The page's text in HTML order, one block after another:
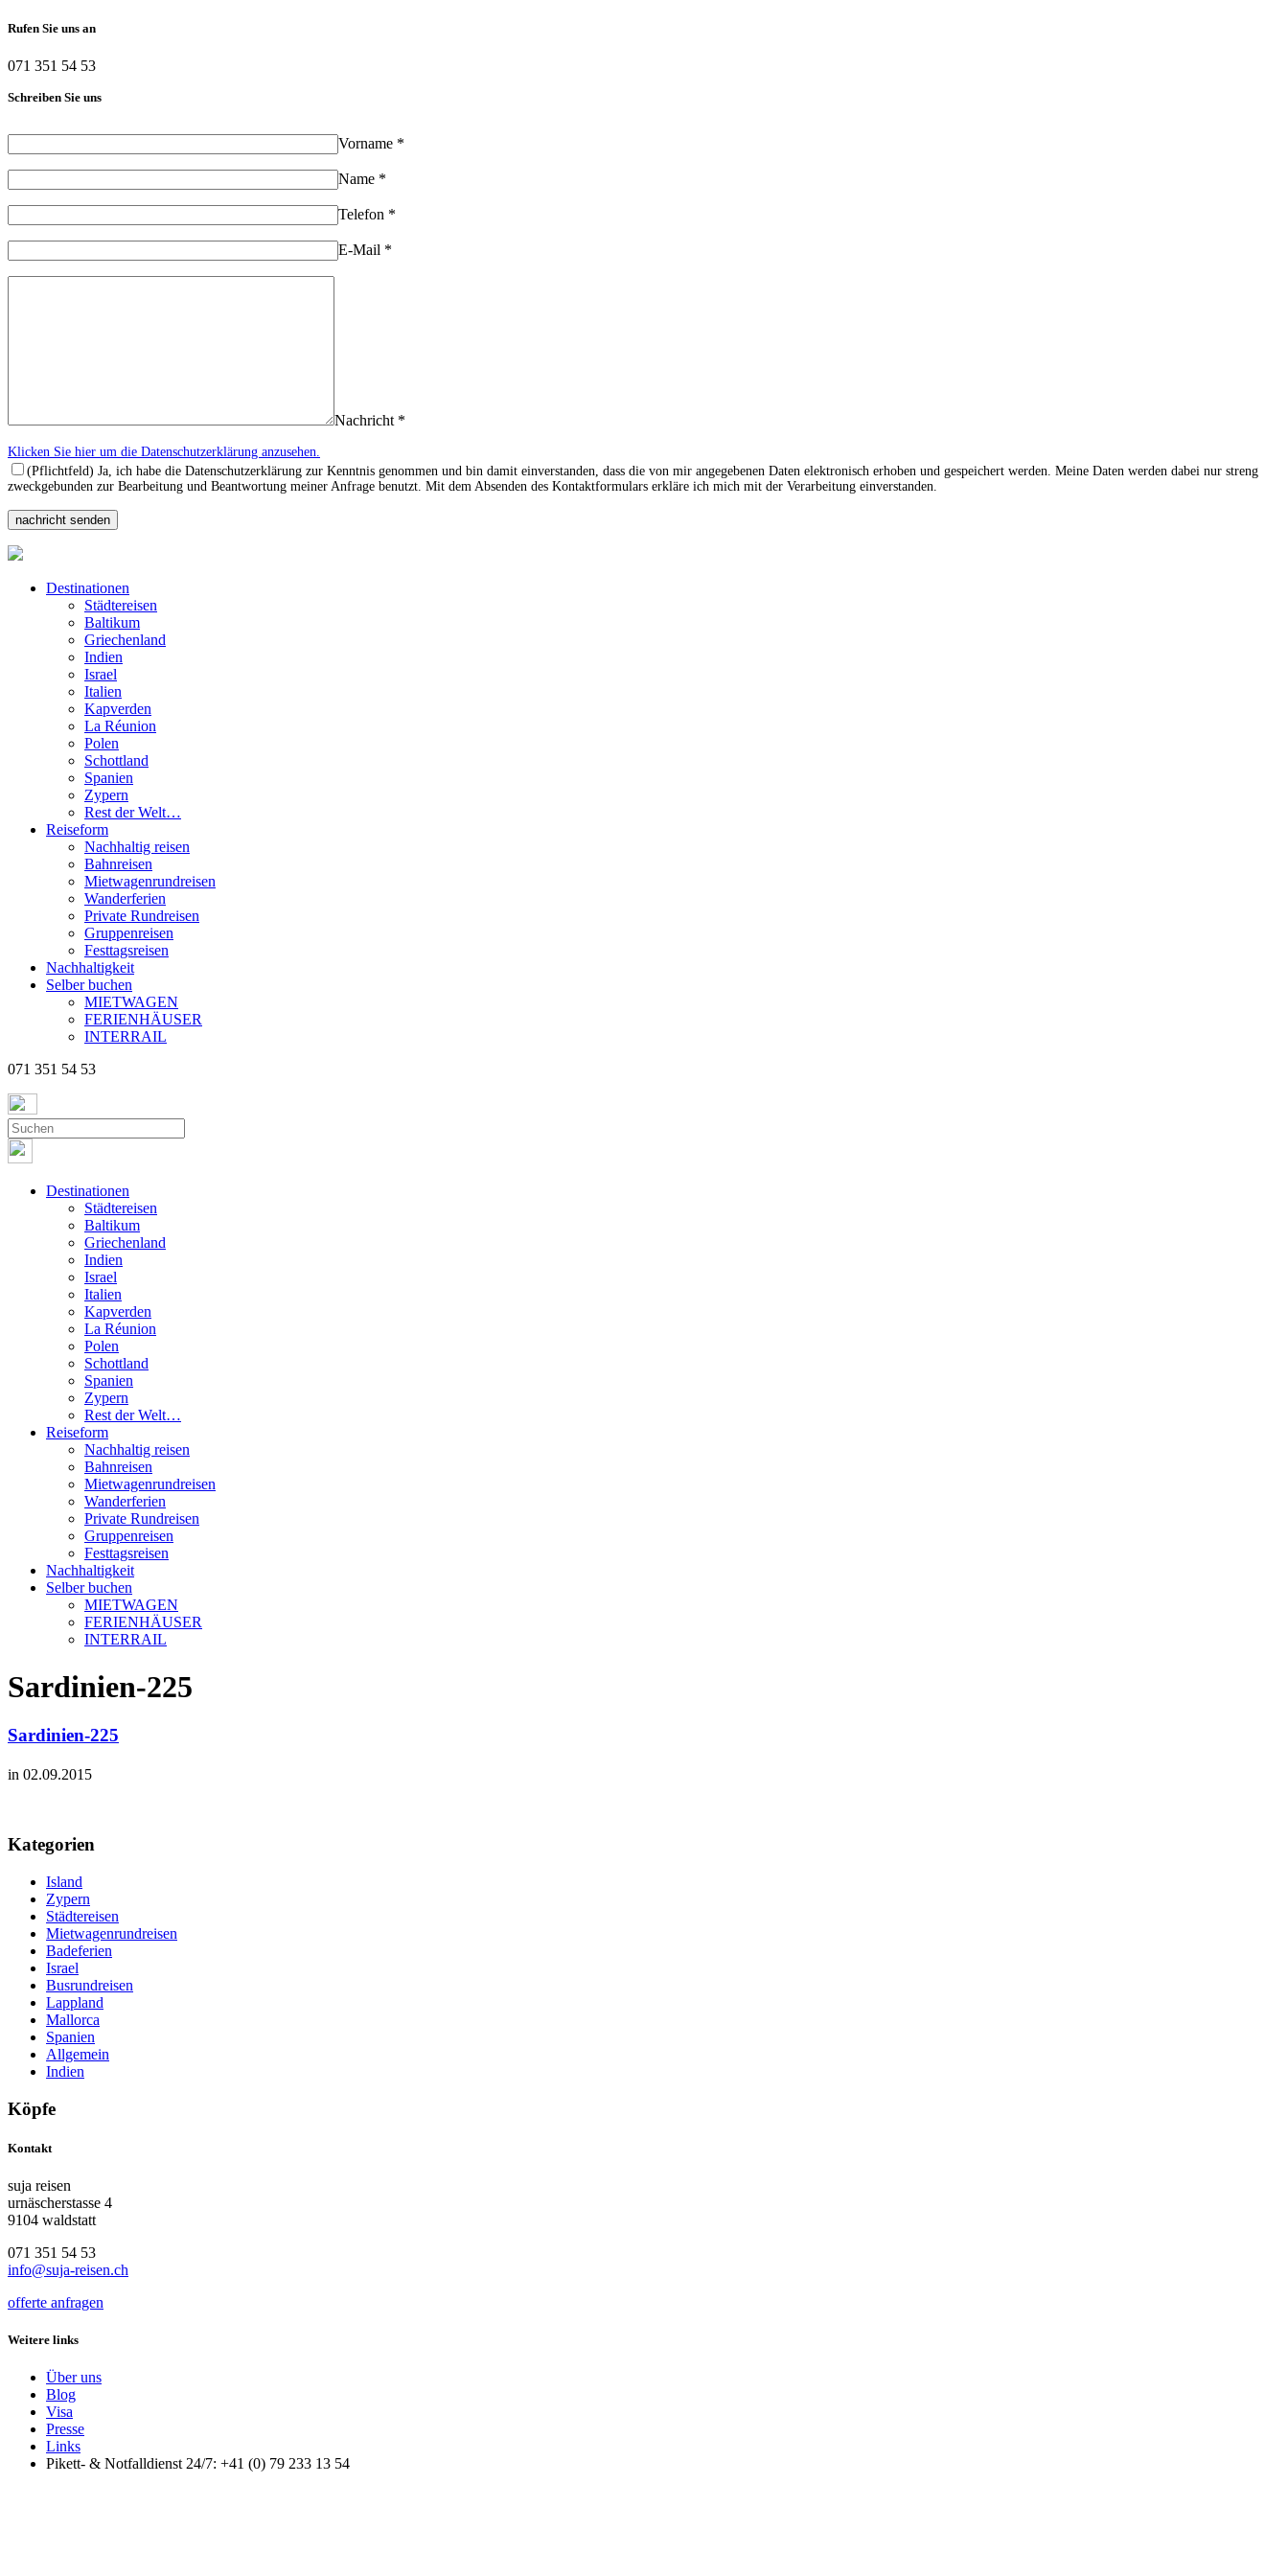
Rufen Sie uns an
071 351 54 53
Schreiben Sie uns
Vorname *
Name *
Telefon *
E-Mail *
Nachricht *
Klicken Sie hier um die Datenschutzerklärung anzusehen.
(Pflichtfeld) Ja, ich habe die Datenschutzerklärung zur Kenntnis genommen und bin damit einverstanden, dass die von mir angegebenen Daten elektronisch erhoben und gespeichert werden. Meine Daten werden dabei nur streng
zweckgebunden zur Bearbeitung und Beantwortung meiner Anfrage benutzt. Mit dem Absenden des Kontaktformulars erkläre ich mich mit der Verarbeitung einverstanden.
Destinationen
Städtereisen
Baltikum
Griechenland
Indien
Israel
Italien
Kapverden
La Réunion
Polen
Schottland
Spanien
Zypern
Rest der Welt…
Reiseform
Nachhaltig reisen
Bahnreisen
Mietwagenrundreisen
Wanderferien
Private Rundreisen
Gruppenreisen
Festtagsreisen
Nachhaltigkeit
Selber buchen
MIETWAGEN
FERIENHÄUSER
INTERRAIL
071 351 54 53
Destinationen
Städtereisen
Baltikum
Griechenland
Indien
Israel
Italien
Kapverden
La Réunion
Polen
Schottland
Spanien
Zypern
Rest der Welt…
Reiseform
Nachhaltig reisen
Bahnreisen
Mietwagenrundreisen
Wanderferien
Private Rundreisen
Gruppenreisen
Festtagsreisen
Nachhaltigkeit
Selber buchen
MIETWAGEN
FERIENHÄUSER
INTERRAIL
Sardinien-225
Sardinien-225
in 02.09.2015
Kategorien
Island
Zypern
Städtereisen
Mietwagenrundreisen
Badeferien
Israel
Busrundreisen
Lappland
Mallorca
Spanien
Allgemein
Indien
Köpfe
Kontakt
suja reisen
urnäscherstasse 4
9104 waldstatt
071 351 54 53
info@suja-reisen.ch
offerte anfragen
Weitere links
Über uns
Blog
Visa
Presse
Links
Pikett- & Notfalldienst 24/7: +41 (0) 79 233 13 54